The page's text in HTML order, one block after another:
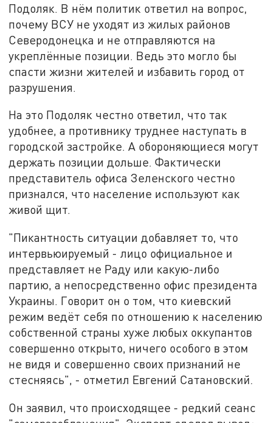
Подоляк. В нём политик ответил на вопрос,
почему ВСУ не уходят из жилых районов
Северодонецка и не отправляются на
укреплённые позиции. Ведь это могло бы
спасти жизни жителей и избавить город от
разрушения.
На это Подоляк честно ответил, что так
удобнее, а противнику труднее наступать в
городской застройке. А обороняющиеся могут
держать позиции дольше. Фактически
представитель офиса Зеленского честно
признался, что население используют как
живой щит.
"Пикантность ситуации добавляет то, что
интервьюируемый - лицо официальное и
представляет не Раду или какую-либо
партию, а непосредственно офис президента
Украины. Говорит он о том, что киевский
режим ведёт себя по отношению к населению
собственной страны хуже любых оккупантов
совершенно открыто, ничего особого в этом
не видя и совершенно своих признаний не
стесняясь", - отметил Евгений Сатановский.
Он заявил, что происходящее - редкий сеанс